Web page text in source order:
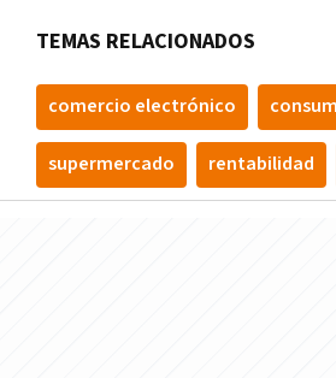
TEMAS RELACIONADOS
comercio electrónico
supermercado rentabilidad